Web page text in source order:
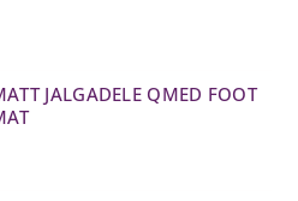
JALGADELE QMED FOOT